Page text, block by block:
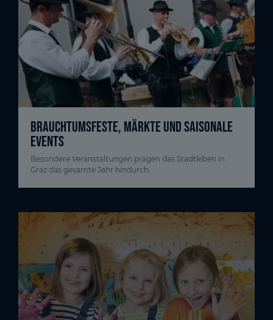
BRAUCHTUMSFESTE, MÄRKTE UND SAISONALE
EVENTS
Besondere Veranstaltungen prägen das Stadtleben in
Graz das gesamte Jahr hindurch.